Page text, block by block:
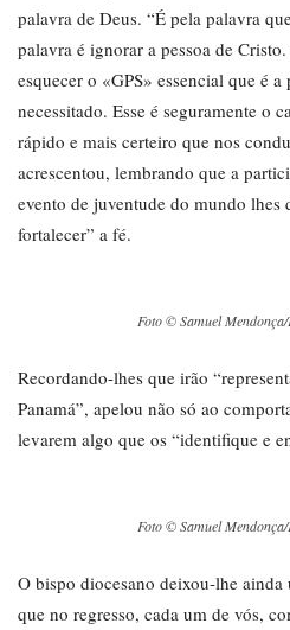
palavra de Deus. “É pela palavra
palavra é ignorar a pessoa de
esquecer o «GPS» essencial que é
necessitado. Esse é seguramente o
rápido e mais certeiro que nos
acrescentou, lembrando que a
evento de juventude do mundo lhes
fortalecer” a fé.
Foto © Samuel
Recordando-lhes que irão
Panamá”, apelou não só ao
levarem algo que os “identifique e
Foto © Samuel
O bispo diocesano deixou-lhe
que no regresso, cada um de vós,